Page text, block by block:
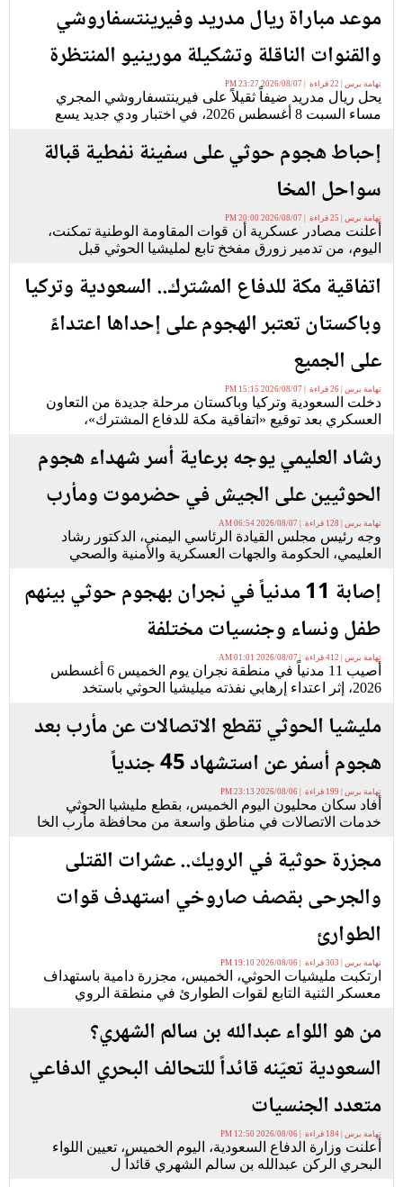
موعد مباراة ريال مدريد وفيرينتسفاروشي
والقنوات الناقلة وتشكيلة مورينيو المنتظرة
تهامة برس | 22 قراءة | 2026/08/07 23:27 PM
يحل ريال مدريد ضيفاً ثقيلاً على فيرينتسفاروشي المجري
مساء السبت 8 أغسطس 2026، في اختبار ودي جديد يسع
إحباط هجوم حوثي على سفينة نفطية قبالة
سواحل المخا
تهامة برس | 25 قراءة | 2026/08/07 20:00 PM
أعلنت مصادر عسكرية أن قوات المقاومة الوطنية تمكنت،
اليوم، من تدمير زورق مفخخ تابع لمليشيا الحوثي قبل
اتفاقية مكة للدفاع المشترك.. السعودية وتركيا
وباكستان تعتبر الهجوم على إحداها اعتداءً
على الجميع
تهامة برس | 26 قراءة | 2026/08/07 15:15 PM
دخلت السعودية وتركيا وباكستان مرحلة جديدة من التعاون
العسكري بعد توقيع «اتفاقية مكة للدفاع المشترك»،
رشاد العليمي يوجه برعاية أسر شهداء هجوم
الحوثيين على الجيش في حضرموت ومأرب
تهامة برس | 128 قراءة | 2026/08/07 06:54 AM
وجه رئيس مجلس القيادة الرئاسي اليمني، الدكتور رشاد
العليمي، الحكومة والجهات العسكرية والأمنية والصحي
إصابة 11 مدنياً في نجران بهجوم حوثي بينهم
طفل ونساء وجنسيات مختلفة
تهامة برس | 412 قراءة | 2026/08/07 01:01 AM
أصيب 11 مدنياً في منطقة نجران يوم الخميس 6 أغسطس
2026، إثر اعتداء إرهابي نفذته ميليشيا الحوثي باستخد
مليشيا الحوثي تقطع الاتصالات عن مأرب بعد
هجوم أسفر عن استشهاد 45 جندياً
تهامة برس | 199 قراءة | 2026/08/06 23:13 PM
أفاد سكان محليون اليوم الخميس، بقطع مليشيا الحوثي
خدمات الاتصالات في مناطق واسعة من محافظة مأرب الخا
مجزرة حوثية في الرويك.. عشرات القتلى
والجرحى بقصف صاروخي استهدف قوات
الطوارئ
تهامة برس | 303 قراءة | 2026/08/06 19:10 PM
ارتكبت مليشيات الحوثي، الخميس، مجزرة دامية باستهداف
معسكر الثنية التابع لقوات الطوارئ في منطقة الروي
من هو اللواء عبدالله بن سالم الشهري؟
السعودية تعيّنه قائداً للتحالف البحري الدفاعي
متعدد الجنسيات
تهامة برس | 184 قراءة | 2026/08/06 12:50 PM
أعلنت وزارة الدفاع السعودية، اليوم الخميس، تعيين اللواء
البحري الركن عبدالله بن سالم الشهري قائداً ل